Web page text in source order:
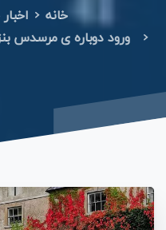
خانه